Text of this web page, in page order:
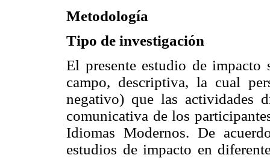
Metodología
Tipo de investigación
El presente estudio de
campo, descriptiva, la cual
negativo) que las actividades
comunicativa de los
Idiomas Modernos. De
estudios de impacto en